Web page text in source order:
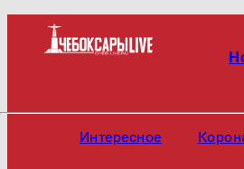
Интересное